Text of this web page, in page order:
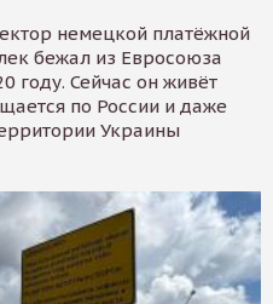
немецкой платёжной
бежал из Евросоюза
году. Сейчас он живёт
по России и даже
Украины